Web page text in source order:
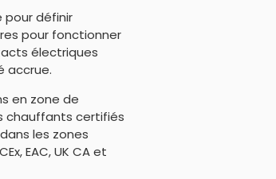
pour définir
pour fonctionner
électriques
accrue.
en zone de
chauffants certifiés
les zones
EAC, UK CA et